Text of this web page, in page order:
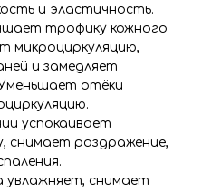
и эластичность.
трофику кожного
микроциркуляцию,
и замедляет
отёки
успокаивает
снимает раздражение,
увлажняет, снимает